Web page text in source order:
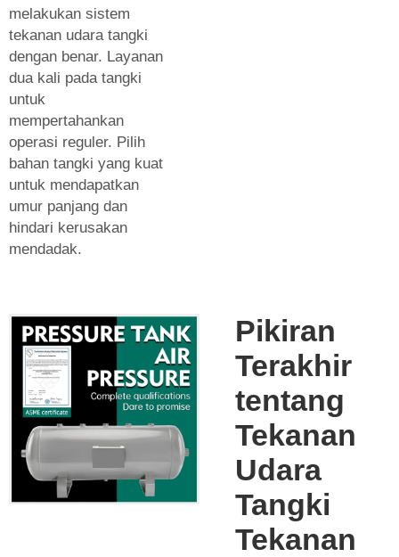
melakukan sistem
tekanan udara tangki
dengan benar. Layanan
dua kali pada tangki
untuk
mempertahankan
operasi reguler. Pilih
bahan tangki yang kuat
untuk mendapatkan
umur panjang dan
hindari kerusakan
mendadak.
Pikiran
Terakhir
tentang
Tekanan
Udara
Tangki
Tekanan